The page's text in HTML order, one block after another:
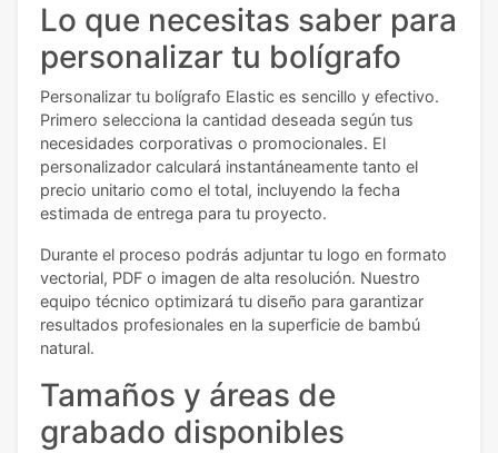
Lo que necesitas saber para
personalizar tu bolígrafo
Personalizar tu bolígrafo Elastic es sencillo y efectivo.
Primero selecciona la cantidad deseada según tus
necesidades corporativas o promocionales. El
personalizador calculará instantáneamente tanto el
precio unitario como el total, incluyendo la fecha
estimada de entrega para tu proyecto.
Durante el proceso podrás adjuntar tu logo en formato
vectorial, PDF o imagen de alta resolución. Nuestro
equipo técnico optimizará tu diseño para garantizar
resultados profesionales en la superficie de bambú
natural.
Tamaños y áreas de
grabado disponibles